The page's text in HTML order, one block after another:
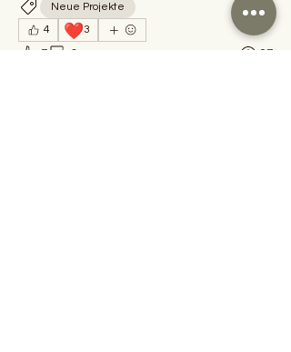
Neue Projekte
4
❤️3
7 0 97